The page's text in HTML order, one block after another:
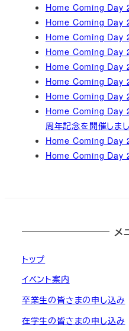
Home Coming Day
Home Coming Day
Home Coming Day
Home Coming Day
Home Coming Day
Home Coming Day
Home Coming Day
Home Coming Day
周年記念を開催しま
Home Coming Day
Home Coming Day
メ
トップ
イベント案内
卒業生の皆さまの申し込み
在学生の皆さまの申し込み